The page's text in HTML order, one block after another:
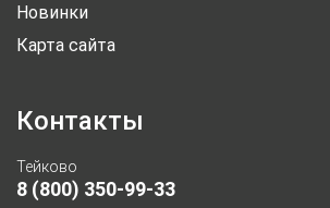
Новинки
Карта сайта
Контакты
Тейково
8 (800) 350-99-33